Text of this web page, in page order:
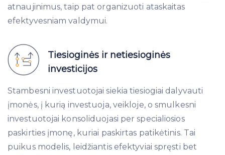
atnaujinimus, taip pat organizuoti ataskaitas
efektyvesniam valdymui.
Tiesioginės ir netiesioginės
investicijos
Stambesni investuotojai siekia tiesiogiai dalyvauti
įmonės, į kurią investuoja, veikloje, o smulkesni
investuotojai konsoliduojasi per specialiosios
paskirties įmonę, kuriai paskirtas patikėtinis. Tai
puikus modelis, leidžiantis efektyviai spręsti bet